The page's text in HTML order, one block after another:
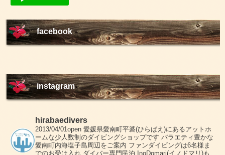
facebook
instagram
hirabaedivers
2013/04/01open 愛媛県愛南町平碆(ひらばえ)にあるアットホ
ームな少人数制のダイビングショップです バラエティ豊かな
愛南町内海塩子島周辺をご案内 ファンダイビングは6名様ま
でのお受け入れ ダイバー専門民泊 InoDomari(イノドマリ)も